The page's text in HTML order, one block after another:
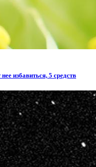
избавиться, 5 средств